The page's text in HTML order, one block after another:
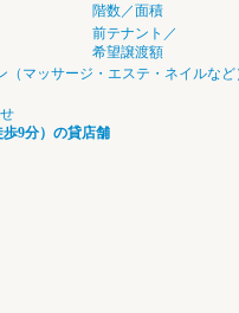
階数／面積
前テナント／
希望譲渡額
（マッサージ・エステ・ネイルなど
9分）の貸店舗